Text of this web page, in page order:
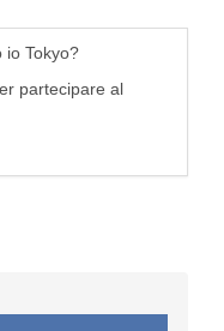
io Tokyo?
partecipare al